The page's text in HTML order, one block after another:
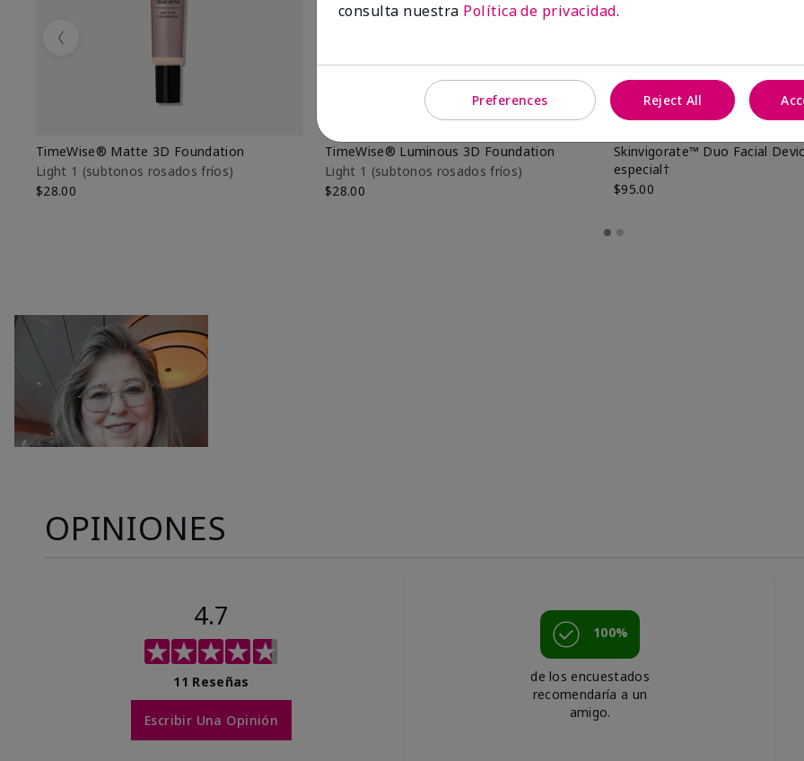
TimeWise® Matte 3D Foundation
Light 1​ (subtonos rosados fríos)
$28.00
TimeWise® Luminous 3D Foundation
Light 1​ (subtonos rosados fríos)
$28.00
Skinvigorate™ Duo Facial
especial†
$95.00
Previous
OPINIONES
4.7
11 Reseñas
Escribir Una Opinión
100%
de los encuestados
recomendaría a un
amigo.
consulta nuestra Política de privacidad.
Preferences Reject All